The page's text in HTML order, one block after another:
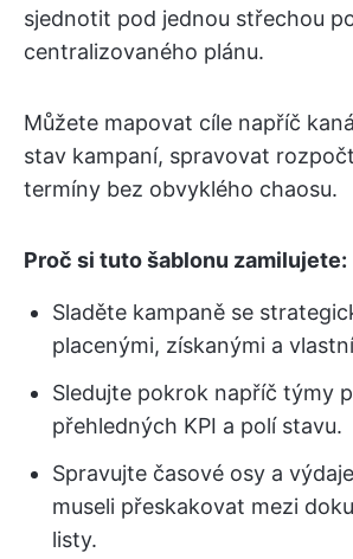
sjednotit pod jednou střechou
centralizovaného plánu.
Můžete mapovat cíle napříč
stav kampaní, spravovat
termíny bez obvyklého chaosu.
Proč si tuto šablonu zamilujete:
Sladěte kampaně se
placenými, získanými a
Sledujte pokrok napříč týmy
přehledných KPI a polí stavu.
Spravujte časové osy a
museli přeskakovat mezi
listy.